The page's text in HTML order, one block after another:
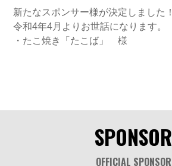
新たなスポンサー様が決定しました！
令和4年4月よりお世話になります。
・たこ焼き「たこば」 様
SPONSOR
OFFICIAL SPONSOR